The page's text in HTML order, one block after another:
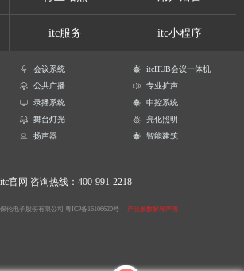
itc服务 itc小程序
会议系统
itcHUB会议一体机
公共广播
专业扩声
录播系统
中控系统
舞台灯光
亮化照明
扬声器
智能建筑
itc官网 咨询热线：400-991-2218
伦电子股份有限公司 粤ICP备16106620号 产品参数解释声明